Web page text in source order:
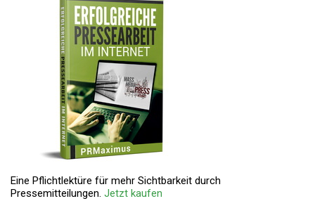
Eine Pflichtlektüre für mehr Sichtbarkeit durch
Pressemitteilungen. Jetzt kaufen